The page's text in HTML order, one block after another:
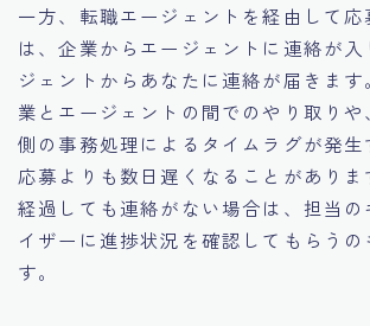
一方、転職エージェントを経由して
は、企業からエージェントに連絡が
ジェントからあなたに連絡が届きま
業とエージェントの間でのやり取りや
側の事務処理によるタイムラグが発
応募よりも数日遅くなることがありま
経過しても連絡がない場合は、担当
イザーに進捗状況を確認してもらう
す。